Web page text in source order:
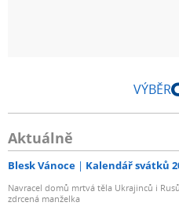
VÝBĚR
Aktuálně
Blesk Vánoce Kalendář svátků
Navracel domů mrtvá těla Ukrajinců i
zdrcená manželka